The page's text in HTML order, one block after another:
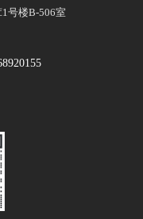
号楼B-506室